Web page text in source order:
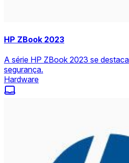
HP ZBook 2023
A série HP ZBook 2023 se
segurança.
Hardware